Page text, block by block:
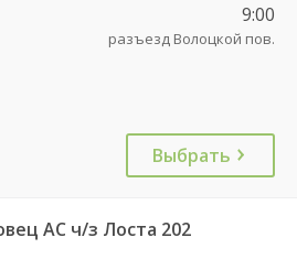
9:00
разъезд Волоцкой пов.
Выбрать
АС ч/з Лоста 202